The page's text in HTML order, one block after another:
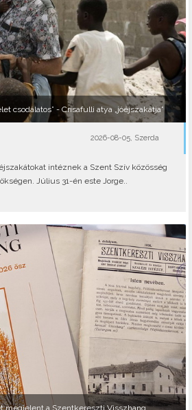
csodálatos” - Crisafulli atya „jóéjszakátja”
2026-08-05, Szerda
intéznek a Szent Szív közösség
Július 31-én este Jorge..
megjelent a Szentkereszti Visszhang